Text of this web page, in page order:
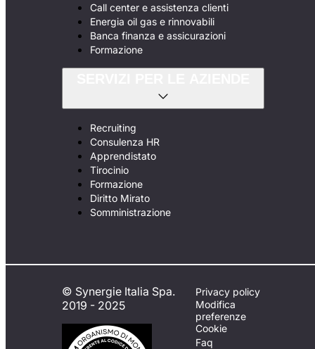
Call center e assistenza clienti
Energia oil gas e rinnovabili
Banca finanza e assicurazioni
Formazione
Recruiting
Consulenza HR
Apprendistato
Tirocinio
Formazione
Diritto Mirato
Somministrazione
© Synergie Italia Spa.
2019 - 2025
Privacy policy
Modifica
preferenze
Cookie
Faq